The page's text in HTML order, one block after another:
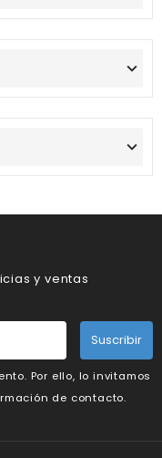
y ventas
Suscribir
Por ello, lo invitamos
de contacto.